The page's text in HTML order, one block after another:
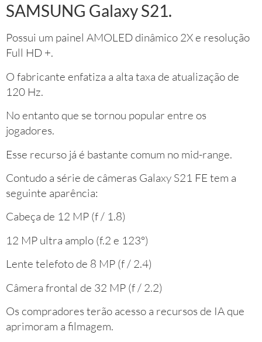
SAMSUNG Galaxy S21.
Possui um painel AMOLED dinâmico 2X e resolução
Full HD +.
O fabricante enfatiza a alta taxa de atualização de
120 Hz.
No entanto que se tornou popular entre os
jogadores.
Esse recurso já é bastante comum no mid-range.
Contudo a série de câmeras Galaxy S21 FE tem a
seguinte aparência:
Cabeça de 12 MP (f / 1.8)
12 MP ultra amplo (f.2 e 123º)
Lente telefoto de 8 MP (f / 2.4)
Câmera frontal de 32 MP (f / 2.2)
Os compradores terão acesso a recursos de IA que
aprimoram a filmagem.